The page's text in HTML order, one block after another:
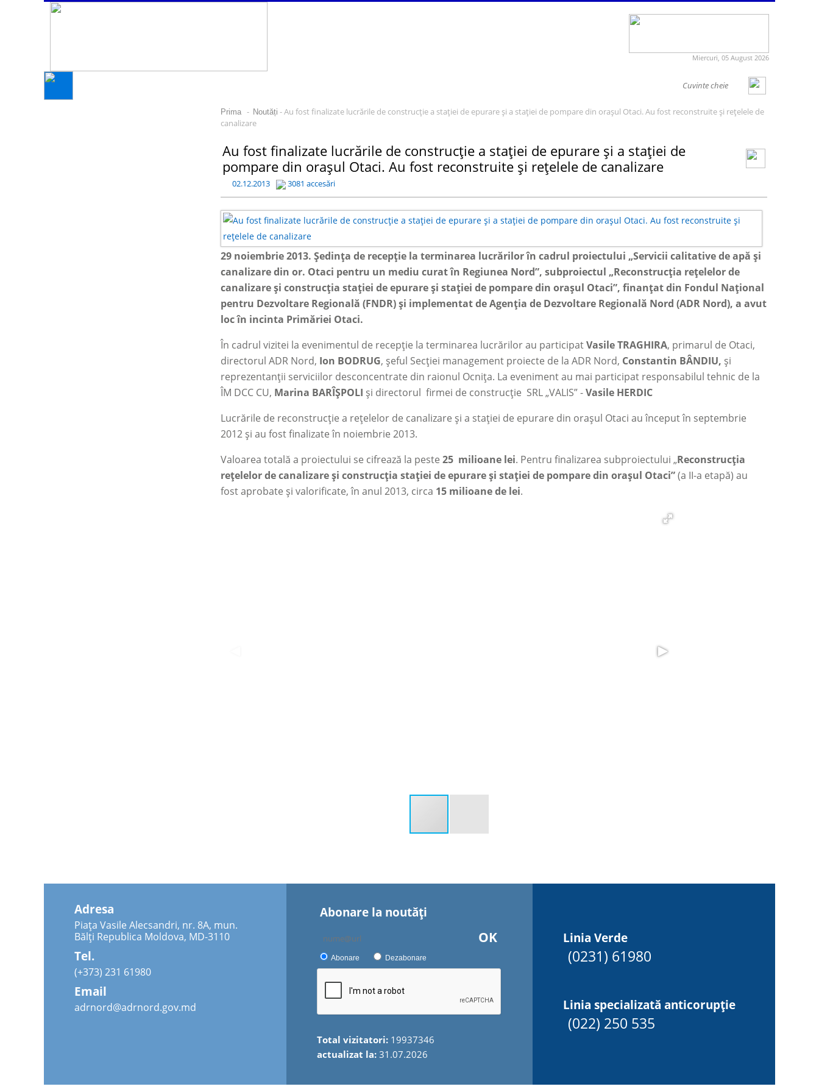
Miercuri, 05 August 2026
Prima - Noutăți - Au fost finalizate lucrările de construcție a stației de epurare și a stației de pompare din orașul Otaci. Au fost reconstruite și rețelele de
canalizare
Au fost finalizate lucrările de construcție a stației de epurare și a stației de
pompare din orașul Otaci. Au fost reconstruite și rețelele de canalizare
02.12.2013 3081 accesări
29 noiembrie 2013. Ședința de recepție la terminarea lucrărilor în cadrul proiectului „Servicii calitative de apă și
canalizare din or. Otaci pentru un mediu curat în Regiunea Nord”, subproiectul „Reconstrucția rețelelor de
canalizare și construcția stației de epurare și stației de pompare din orașul Otaci”, finanțat din Fondul Național
pentru Dezvoltare Regională (FNDR) și implementat de Agenția de Dezvoltare Regională Nord (ADR Nord), a avut
loc în incinta Primăriei Otaci.
În cadrul vizitei la evenimentul de recepție la terminarea lucrărilor au participatVasile TRAGHIRA, primarul de Otaci,
directorul ADR Nord, Ion BODRUG, șeful Secției management proiecte de la ADR Nord, Constantin BÂNDIU, și
reprezentanții serviciilor desconcentrate din raionul Ocnița. La eveniment au mai participat responsabilul tehnic de la
ÎM DCC CU, Marina BARÎȘPOLI și directorul firmei de construcție SRL „VALIS” -Vasile HERDIC
Lucrările de reconstrucție a rețelelor de canalizare și a stației de epurare din orașul Otaci au început în septembrie
2012 și au fost finalizate în noiembrie 2013.
Valoarea totală a proiectului se cifrează la peste 25 milioane lei. Pentru finalizarea subproiectului „Reconstrucția
rețelelor de canalizare și construcția stației de epurare și stației de pompare din orașul Otaci”(a II-a etapă) au
fost aprobate și valorificate, în anul 2013, circa 15 milioane de lei.
Adresa
Piața Vasile Alecsandri, nr. 8A, mun.
Bălți Republica Moldova, MD-3110
Tel.
(+373) 231 61980
Email
adrnord@adrnord.gov.md
Abonare la noutăţi
OK
Abonare Dezabonare
Total vizitatori: 19937346
actualizat la: 31.07.2026
Linia Verde
(0231) 61980
Linia specializată anticorupție
(022) 250 535